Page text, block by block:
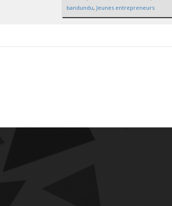
bandundu, Jeunes entrepreneurs